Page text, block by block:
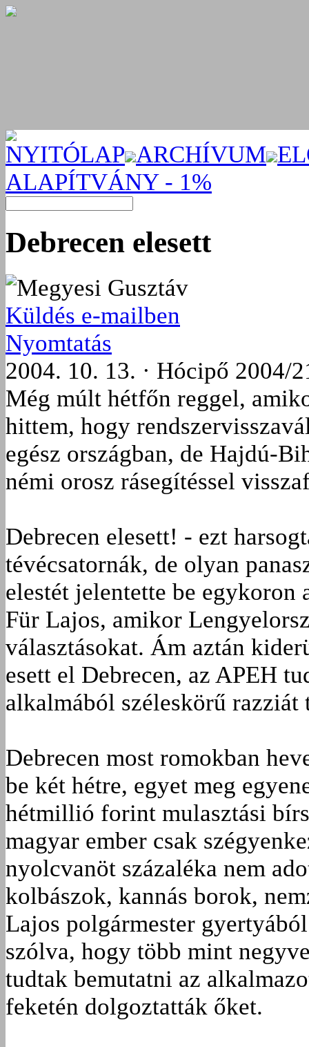
NYITÓLAP ARCHÍVUM
ALAPÍTVÁNY - 1%
Debrecen elesett
Megyesi Gusztáv
Küldés e-mailben
Nyomtatás
2004. 10. 13. · Hócipő 2004/
Még múlt hétfőn reggel,
hittem, hogy
egész országban, de Hajdú-
némi orosz rásegítéssel
Debrecen elesett! - ezt
tévécsatornák, de olyan
elestét jelentette be
Für Lajos, amikor
választásokat. Ám aztán
esett el Debrecen, az APEH
alkalmából széleskörű razziát
Debrecen most romokban
be két hétre, egyet meg
hétmillió forint mulasztási
magyar ember csak
nyolcvanöt százaléka nem
kolbászok, kannás borok,
Lajos polgármester
szólva, hogy több mint
tudtak bemutatni az
feketén dolgoztatták őket.